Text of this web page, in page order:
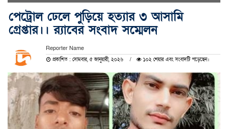
পেট্রোল ঢেলে পুড়িয়ে হত্যার ৩ আসামি
গ্রেপ্তার।। র‍্যাবের সংবাদ সম্মেলন
Reporter Name
প্রকাশিত : সোমবার, ৫ জানুয়ারী, ২০২৬ ১০২ শেয়ার এবং সংবাদটি পড়েছেন।